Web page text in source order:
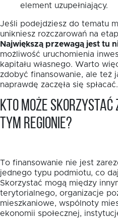
element uzupełniający.
Jeśli podejdziesz do tematu
unikniesz rozczarowań na
Największą przewagą jest tu
możliwość uruchomienia
kapitału własnego. Warto
zdobyć finansowanie, ale też
naprawdę zaczęła się spłacać.
Kto może skorzystać
tym regionie?
To finansowanie nie jest
jednego typu podmiotu, co
Skorzystać mogą między
terytorialnego, organizacje
mieszkaniowe, wspólnoty
ekonomii społecznej,